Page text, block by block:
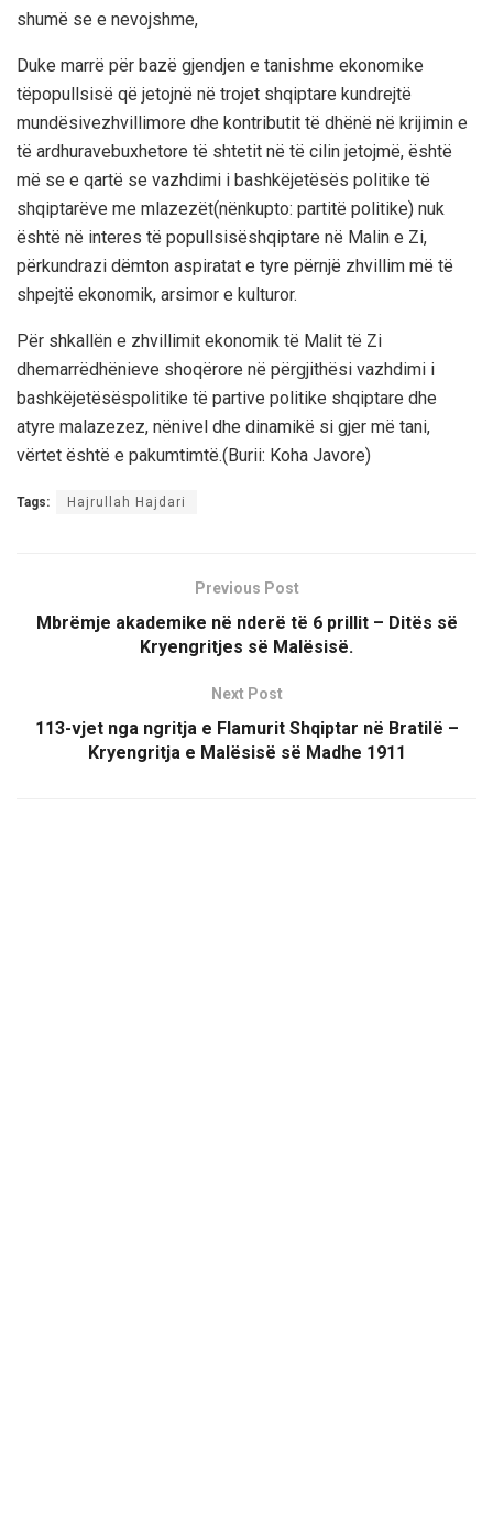
shumë se e nevojshme,
Duke marrë për bazë gjendjen e tanishme ekonomike
tëpopullsisë që jetojnë në trojet shqiptare kundrejtë
mundësivezhvillimore dhe kontributit të dhënë në krijimin e
të ardhuravebuxhetore të shtetit në të cilin jetojmë, është
më se e qartë se vazhdimi i bashkëjetësës politike të
shqiptarëve me mlazezët(nënkupto: partitë politike) nuk
është në interes të popullsisëshqiptare në Malin e Zi,
përkundrazi dëmton aspiratat e tyre përnjë zhvillim më të
shpejtë ekonomik, arsimor e kulturor.
Për shkallën e zhvillimit ekonomik të Malit të Zi
dhemarrëdhënieve shoqërore në përgjithësi vazhdimi i
bashkëjetësëspolitike të partive politike shqiptare dhe
atyre malazezez, nënivel dhe dinamikë si gjer më tani,
vërtet është e pakumtimtë.(Burii: Koha Javore)
Tags: Hajrullah Hajdari
Previous Post
Mbrëmje akademike në nderë të 6 prillit – Ditës së
Kryengritjes së Malësisë.
Next Post
113-vjet nga ngritja e Flamurit Shqiptar në Bratilë –
Kryengritja e Malësisë së Madhe 1911